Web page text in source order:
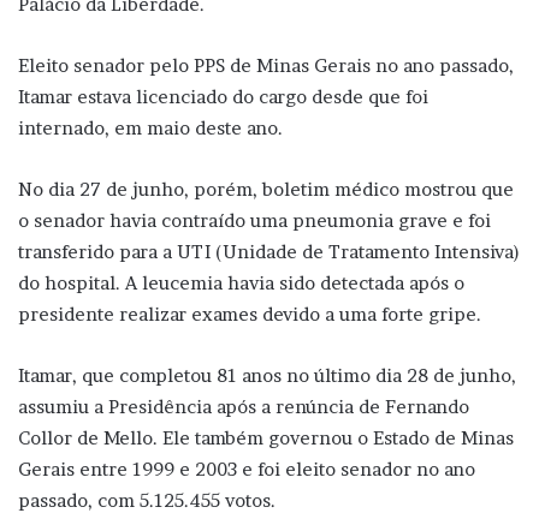
Eleito senador pelo PPS de Minas Gerais no ano passado,
Itamar estava licenciado do cargo desde que foi
internado, em maio deste ano.
No dia 27 de junho, porém, boletim médico mostrou que
o senador havia contraído uma pneumonia grave e foi
transferido para a UTI (Unidade de Tratamento Intensiva)
do hospital. A leucemia havia sido detectada após o
presidente realizar exames devido a uma forte gripe.
Itamar, que completou 81 anos no último dia 28 de junho,
assumiu a Presidência após a renúncia de Fernando
Collor de Mello. Ele também governou o Estado de Minas
Gerais entre 1999 e 2003 e foi eleito senador no ano
passado, com 5.125.455 votos.